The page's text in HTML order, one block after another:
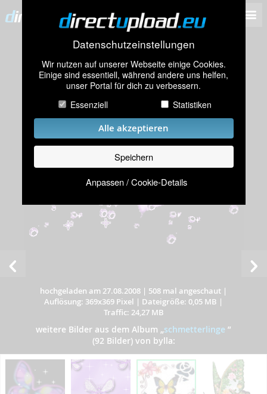
Datenschutzeinstellungen
Wir nutzen auf unserer Webseite einige Cookies.
Einige sind essentiell, während andere uns helfen,
unser Portal für dich zu verbessern.
Essenziell
Statistiken
Alle akzeptieren
Speichern
Anpassen / Cookie-Details
hochgeladen am 27.08.2008 | 508 mal angeschaut |
Auflösung: 369x369 Pixel | Dateigröße: 0,05 MB |
Traffic: 24,27 MB
weitere Bilder aus dem Album „schmetterlinge ”
(92 Bilder) von bylla: